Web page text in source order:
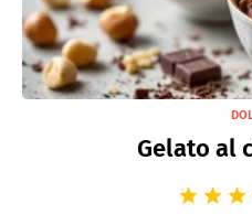
Gelato al